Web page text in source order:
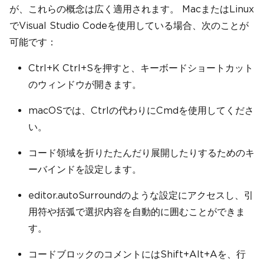
が、これらの概念は広く適用されます。 MacまたはLinux
でVisual Studio Codeを使用している場合、次のことが
可能です：
Ctrl+K Ctrl+Sを押すと、キーボードショートカット
のウィンドウが開きます。
macOSでは、Ctrlの代わりにCmdを使用してくださ
い。
コード領域を折りたたんだり展開したりするためのキ
ーバインドを設定します。
editor.autoSurroundのような設定にアクセスし、引
用符や括弧で選択内容を自動的に囲むことができま
す。
コードブロックのコメントにはShift+Alt+Aを、行